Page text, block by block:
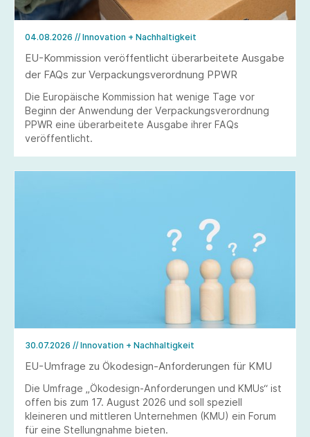
04.08.2026 // Innovation + Nachhaltigkeit
EU-Kommission veröffentlicht überarbeitete Ausgabe
der FAQs zur Verpackungsverordnung PPWR
Die Europäische Kommission hat wenige Tage vor
Beginn der Anwendung der Verpackungsverordnung
PPWR eine überarbeitete Ausgabe ihrer FAQs
veröffentlicht.
30.07.2026 // Innovation + Nachhaltigkeit
EU-Umfrage zu Ökodesign-Anforderungen für KMU
Die Umfrage „Ökodesign-Anforderungen und KMUs“ ist
offen bis zum 17. August 2026 und soll speziell
kleineren und mittleren Unternehmen (KMU) ein Forum
für eine Stellungnahme bieten.